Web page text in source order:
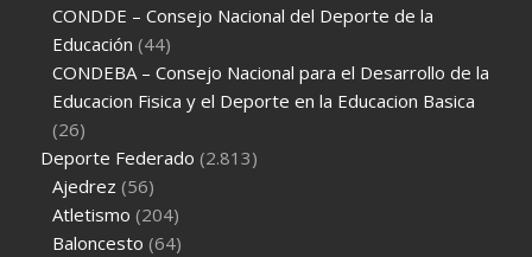
CONDDE – Consejo Nacional del Deporte de la
Educación (44)
CONDEBA – Consejo Nacional para el Desarrollo de la
Educacion Fisica y el Deporte en la Educacion Basica
(26)
Deporte Federado (2.813)
Ajedrez (56)
Atletismo (204)
Baloncesto (64)